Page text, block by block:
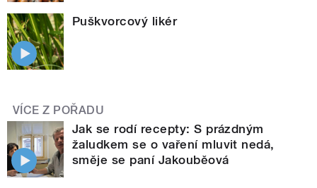
Puškvorcový likér
VÍCE Z POŘADU
Jak se rodí recepty: S prázdným
žaludkem se o vaření mluvit nedá,
směje se paní Jakouběová